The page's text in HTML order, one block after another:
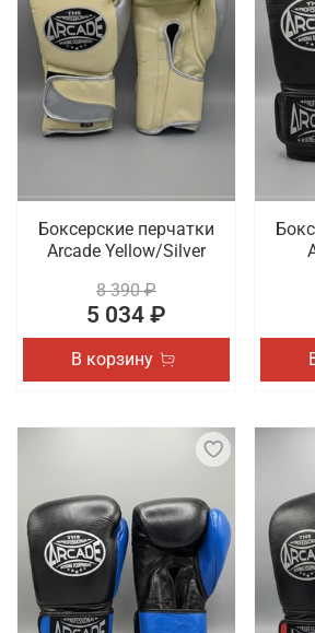
Боксерские перчатки
Arcade Yellow/Silver
8 390 ₽
5 034 ₽
В корзину